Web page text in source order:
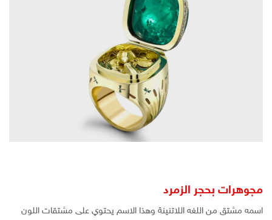
مجوهرات بحجر الزمرد
اسمه مشتق من اللغه اللاتنينة وهذا الاسم يحتوي على مشتقات اللون